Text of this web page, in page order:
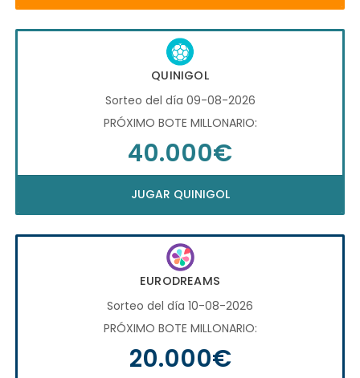
QUINIGOL
Sorteo del día 09-08-2026
PRÓXIMO BOTE MILLONARIO:
40.000€
JUGAR QUINIGOL
EURODREAMS
Sorteo del día 10-08-2026
PRÓXIMO BOTE MILLONARIO:
20.000€